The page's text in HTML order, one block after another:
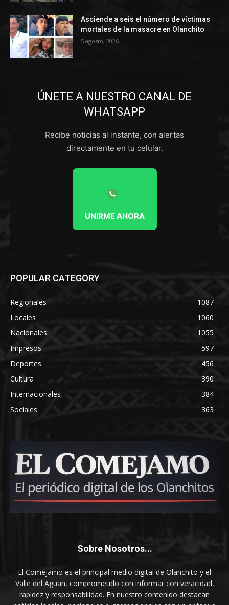
Asciende a seis el número de víctimas
mortales de la masacre en Olanchito
5 agosto, 2026
ÚNETE A NUESTRO CANAL DE
WHATSAPP
Recibe noticias al instante, con alertas
directamente en tu celular.
UNIRME AHORA
POPULAR CATEGORY
Regionales
1087
Locales
1060
Nacionales
1055
Impresos
597
Deportes
456
Cultura
390
Internacionales
384
Sociales
363
Sobre Nosotros...
El Comejamo es el principal medio digital de Olanchito y el
Valle del Aguan, comprometido con informar con veracidad,
rapidez y responsabilidad. En nuestro contenido destacan